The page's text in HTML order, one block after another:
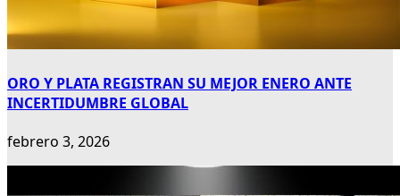
ORO Y PLATA REGISTRAN SU MEJOR ENERO ANTE
INCERTIDUMBRE GLOBAL
febrero 3, 2026